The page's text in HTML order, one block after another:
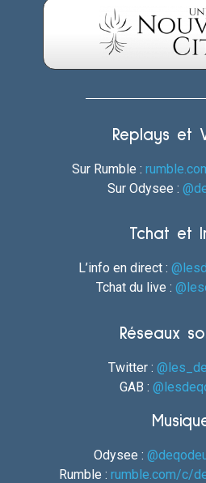
Replays et
Sur Rumble :
Sur Odysee :
Tchat et
L’info en direct :
Tchat du live :
Réseaux
Twitter :
GAB :
Odysee :
Rumble : rumble.com/c/